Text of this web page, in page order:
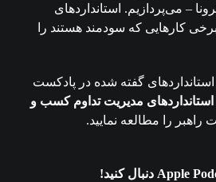
– می‌پردازیم. استانداردهای
کارهایی که سودمند هستند را
استانداردهای گفته شده در پادکست
استانداردهای مدیریت تداوم کسب و
را مطالعه نمایید.